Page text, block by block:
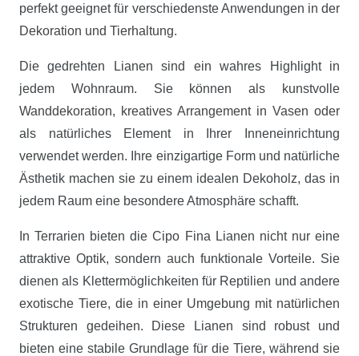
perfekt geeignet für verschiedenste Anwendungen in der
Dekoration und Tierhaltung.
Die gedrehten Lianen sind ein wahres Highlight in
jedem Wohnraum. Sie können als kunstvolle
Wanddekoration, kreatives Arrangement in Vasen oder
als natürliches Element in Ihrer Inneneinrichtung
verwendet werden. Ihre einzigartige Form und natürliche
Ästhetik machen sie zu einem idealen Dekoholz, das in
jedem Raum eine besondere Atmosphäre schafft.
In Terrarien bieten die Cipo Fina Lianen nicht nur eine
attraktive Optik, sondern auch funktionale Vorteile. Sie
dienen als Klettermöglichkeiten für Reptilien und andere
exotische Tiere, die in einer Umgebung mit natürlichen
Strukturen gedeihen. Diese Lianen sind robust und
bieten eine stabile Grundlage für die Tiere, während sie